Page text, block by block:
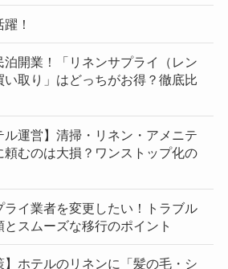
！
開業！「リネンサプライ（レン
い取り」はどっちがお得？徹底比
ル運営】清掃・リネン・アメニテ
頼むのは大損？ワンストップ化の
ライ業者を変更したい！トラブル
スムーズな移行のポイント
】ホテルのリネンに「髪の毛・シ